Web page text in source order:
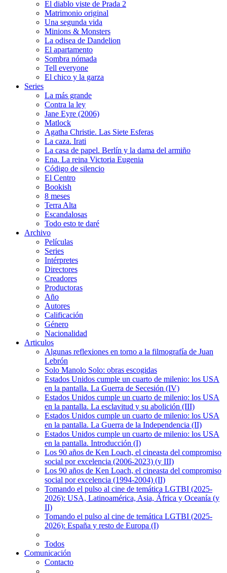
El diablo viste de Prada 2
Matrimonio original
Una segunda vida
Minions & Monsters
La odisea de Dandelion
El apartamento
Sombra nómada
Tell everyone
El chico y la garza
Series
La más grande
Contra la ley
Jane Eyre (2006)
Matlock
Agatha Christie. Las Siete Esferas
La caza. Irati
La casa de papel. Berlín y la dama del armiño
Ena. La reina Victoria Eugenia
Código de silencio
El Centro
Bookish
8 meses
Terra Alta
Escandalosas
Todo esto te daré
Archivo
Películas
Series
Intérpretes
Directores
Creadores
Productoras
Año
Autores
Calificación
Género
Nacionalidad
Articulos
Algunas reflexiones en torno a la filmografía de Juan
Lebrón
Solo Manolo Solo: obras escogidas
Estados Unidos cumple un cuarto de milenio: los USA
en la pantalla. La Guerra de Secesión (IV)
Estados Unidos cumple un cuarto de milenio: los USA
en la pantalla. La esclavitud y su abolición (III)
Estados Unidos cumple un cuarto de milenio: los USA
en la pantalla. La Guerra de la Independencia (II)
Estados Unidos cumple un cuarto de milenio: los USA
en la pantalla. Introducción (I)
Los 90 años de Ken Loach, el cineasta del compromiso
social por excelencia (2006-2023) (y III)
Los 90 años de Ken Loach, el cineasta del compromiso
social por excelencia (1994-2004) (II)
Tomando el pulso al cine de temática LGTBI (2025-
2026): USA, Latinoamérica, Asia, África y Oceanía (y
II)
Tomando el pulso al cine de temática LGTBI (2025-
2026): España y resto de Europa (I)
Todos
Comunicación
Contacto